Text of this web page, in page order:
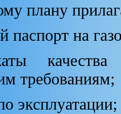
плану
паспорт на
требованиям;
эксплуатации;